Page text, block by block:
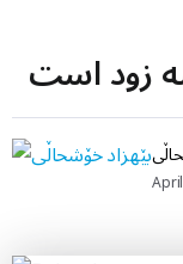
زود است